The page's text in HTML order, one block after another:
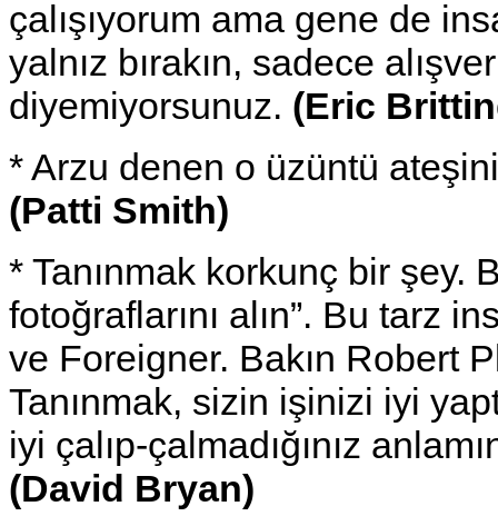
çalışıyorum ama gene de
yalnız bırakın, sadece
diyemiyorsunuz. (Eric
* Arzu denen o üzüntü
(Patti Smith)
* Tanınmak korkunç bir şey.
fotoğraflarını alın”. Bu tarz
ve Foreigner. Bakın Robert
Tanınmak, sizin işinizi iyi
iyi çalıp-çalmadığınız
(David Bryan)